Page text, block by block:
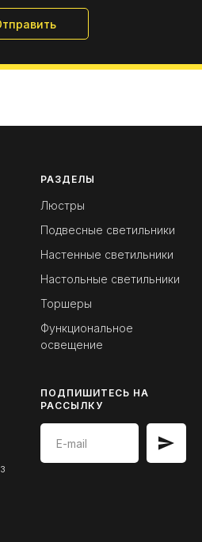
РАЗДЕЛЫ
Люстры
Подвесные светильники
Настенные светильники
Настольные светильники
Торшеры
Функциональное
освещение
ПОДПИШИТЕСЬ НА
РАССЫЛКУ